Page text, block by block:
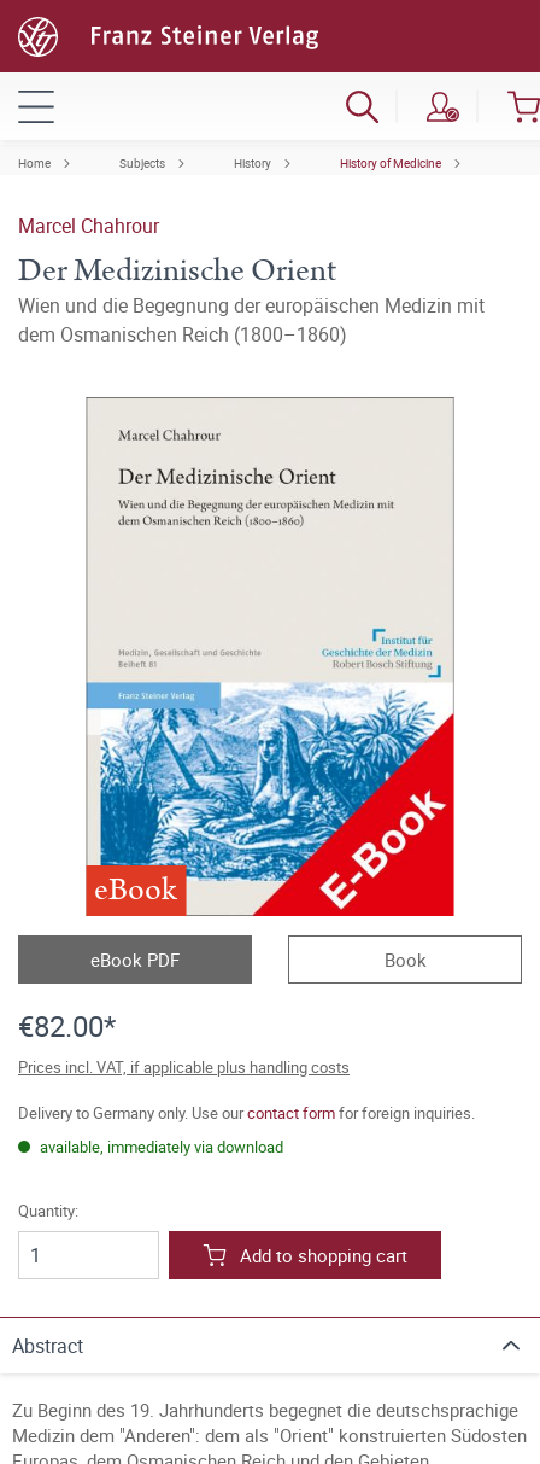
Home Subjects History History of Medicine
Marcel Chahrour
Der Medizinische Orient
Wien und die Begegnung der europäischen Medizin mit
dem Osmanischen Reich (1800–1860)
eBook
eBook PDF Book
€82.00*
Prices incl. VAT, if applicable plus handling costs
Delivery to Germany only. Use ourcontact formfor foreign inquiries.
available, immediately via download
Quantity:
Add to shopping cart
Abstract
Zu Beginn des 19. Jahrhunderts begegnet die deutschsprachige
Medizin dem "Anderen": dem als "Orient" konstruierten Südosten